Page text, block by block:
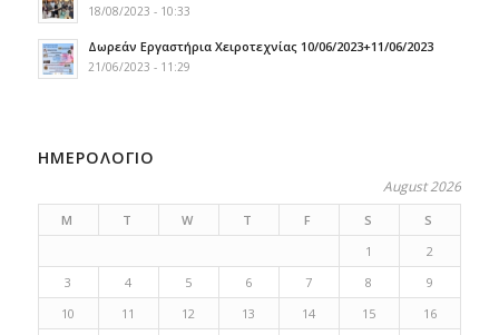
18/08/2023 - 10:33
Δωρεάν Εργαστήρια Χειροτεχνίας 10/06/2023+11/06/2023
21/06/2023 - 11:29
ΗΜΕΡΟΛΟΓΙΟ
August 2026
M T W T F S
S
1
2
3
4 5 6 7 8
9
10
11 12 13 14 15
16